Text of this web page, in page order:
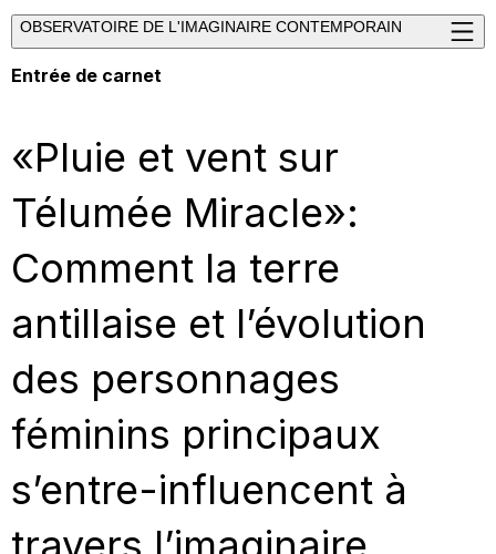
OBSERVATOIRE DE L'IMAGINAIRE CONTEMPORAIN
Entrée de carnet
«Pluie et vent sur
Télumée Miracle»:
Comment la terre
antillaise et l’évolution
des personnages
féminins principaux
s’entre-influencent à